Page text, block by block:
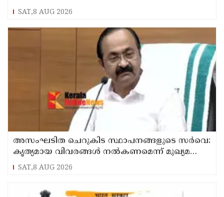
SAT,8 AUG 2026
അസംഘടിത ചെറുകിട സ്ഥാപനങ്ങളുടെ സർവെ:
കൃത്യമായ വിവരങ്ങൾ നൽകണമെന്ന് മുഖ്യമന്ത്രി
വി ഡി സതീശൻ
SAT,8 AUG 2026